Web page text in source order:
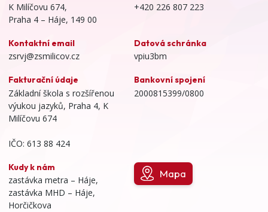
K Milíčovu 674,
Praha 4 – Háje, 149 00
+420 226 807 223
Kontaktní email
zsrvj@zsmilicov.cz
Datová schránka
vpiu3bm
Fakturační údaje
Základní škola s rozšířenou
výukou jazyků, Praha 4, K
Milíčovu 674
IČO: 613 88 424
Bankovní spojení
2000815399/0800
Kudy k nám
zastávka metra – Háje,
zastávka MHD – Háje,
Horčičkova
Mapa